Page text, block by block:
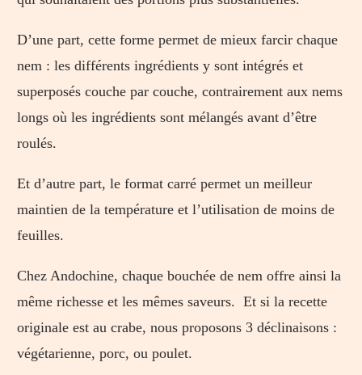
D’une part, cette forme permet de mieux farcir chaque
nem : les différents ingrédients y sont intégrés et
superposés couche par couche, contrairement aux nems
longs où les ingrédients sont mélangés avant d’être
roulés.
Et d’autre part, le format carré permet un meilleur
maintien de la température et l’utilisation de moins de
feuilles.
Chez Andochine, chaque bouchée de nem offre ainsi la
même richesse et les mêmes saveurs. Et si la recette
originale est au crabe, nous proposons 3 déclinaisons :
végétarienne, porc, ou poulet.